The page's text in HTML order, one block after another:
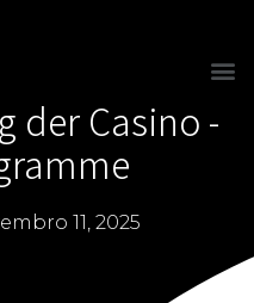
der Casino -
11, 2025